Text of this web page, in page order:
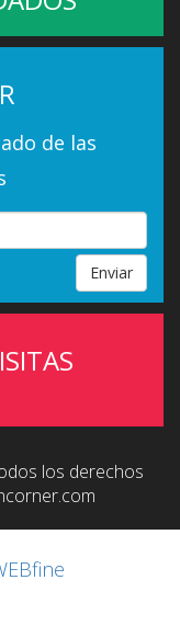
de las
Enviar
los derechos